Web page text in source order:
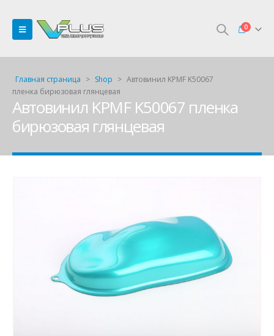
0
Главная страница > Shop > Автовинил KPMF K50067
пленка бирюзовая глянцевая
Автовинил KPMF K50067 пленка
бирюзовая глянцевая